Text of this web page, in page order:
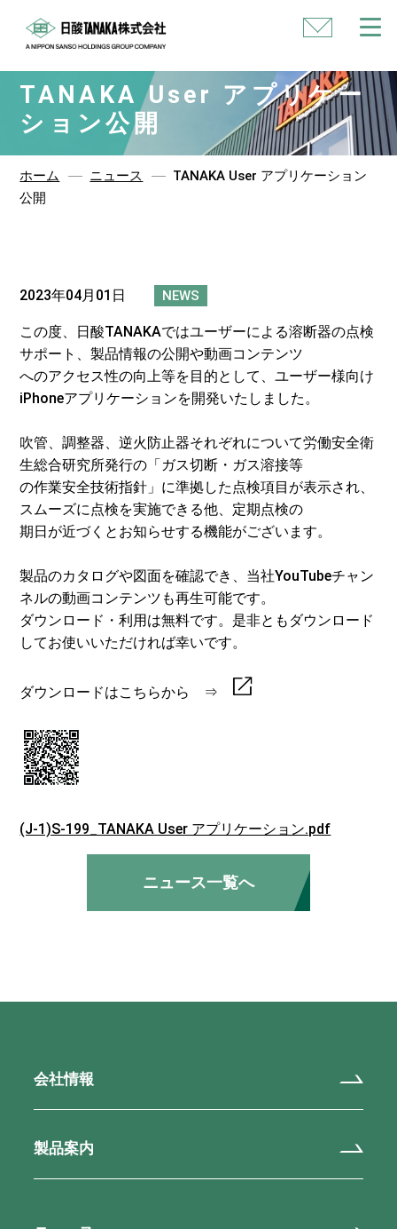
い
合
せ
TANAKA User アプリケー
ション公開
ホーム ニュース
TANAKA User アプリケーション
公開
2023年04月01日 NEWS
この度、日酸TANAKAではユーザーによる溶断器の点検
サポート、製品情報の公開や動画コンテンツ
へのアクセス性の向上等を目的として、ユーザー様向け
iPhoneアプリケーションを開発いたしました。
吹管、調整器、逆火防止器それぞれについて労働安全衛
生総合研究所発行の「ガス切断・ガス溶接等
の作業安全技術指針」に準拠した点検項目が表示され、
スムーズに点検を実施できる他、定期点検の
期日が近づくとお知らせする機能がございます。
製品のカタログや図面を確認でき、当社YouTubeチャン
ネルの動画コンテンツも再生可能です。
ダウンロード・利用は無料です。是非ともダウンロード
してお使いいただければ幸いです。
ダウンロードはこちらから ⇒
(J-1)S-199_TANAKA User アプリケーション.pdf
ニュース一覧へ
会社情報
製品案内